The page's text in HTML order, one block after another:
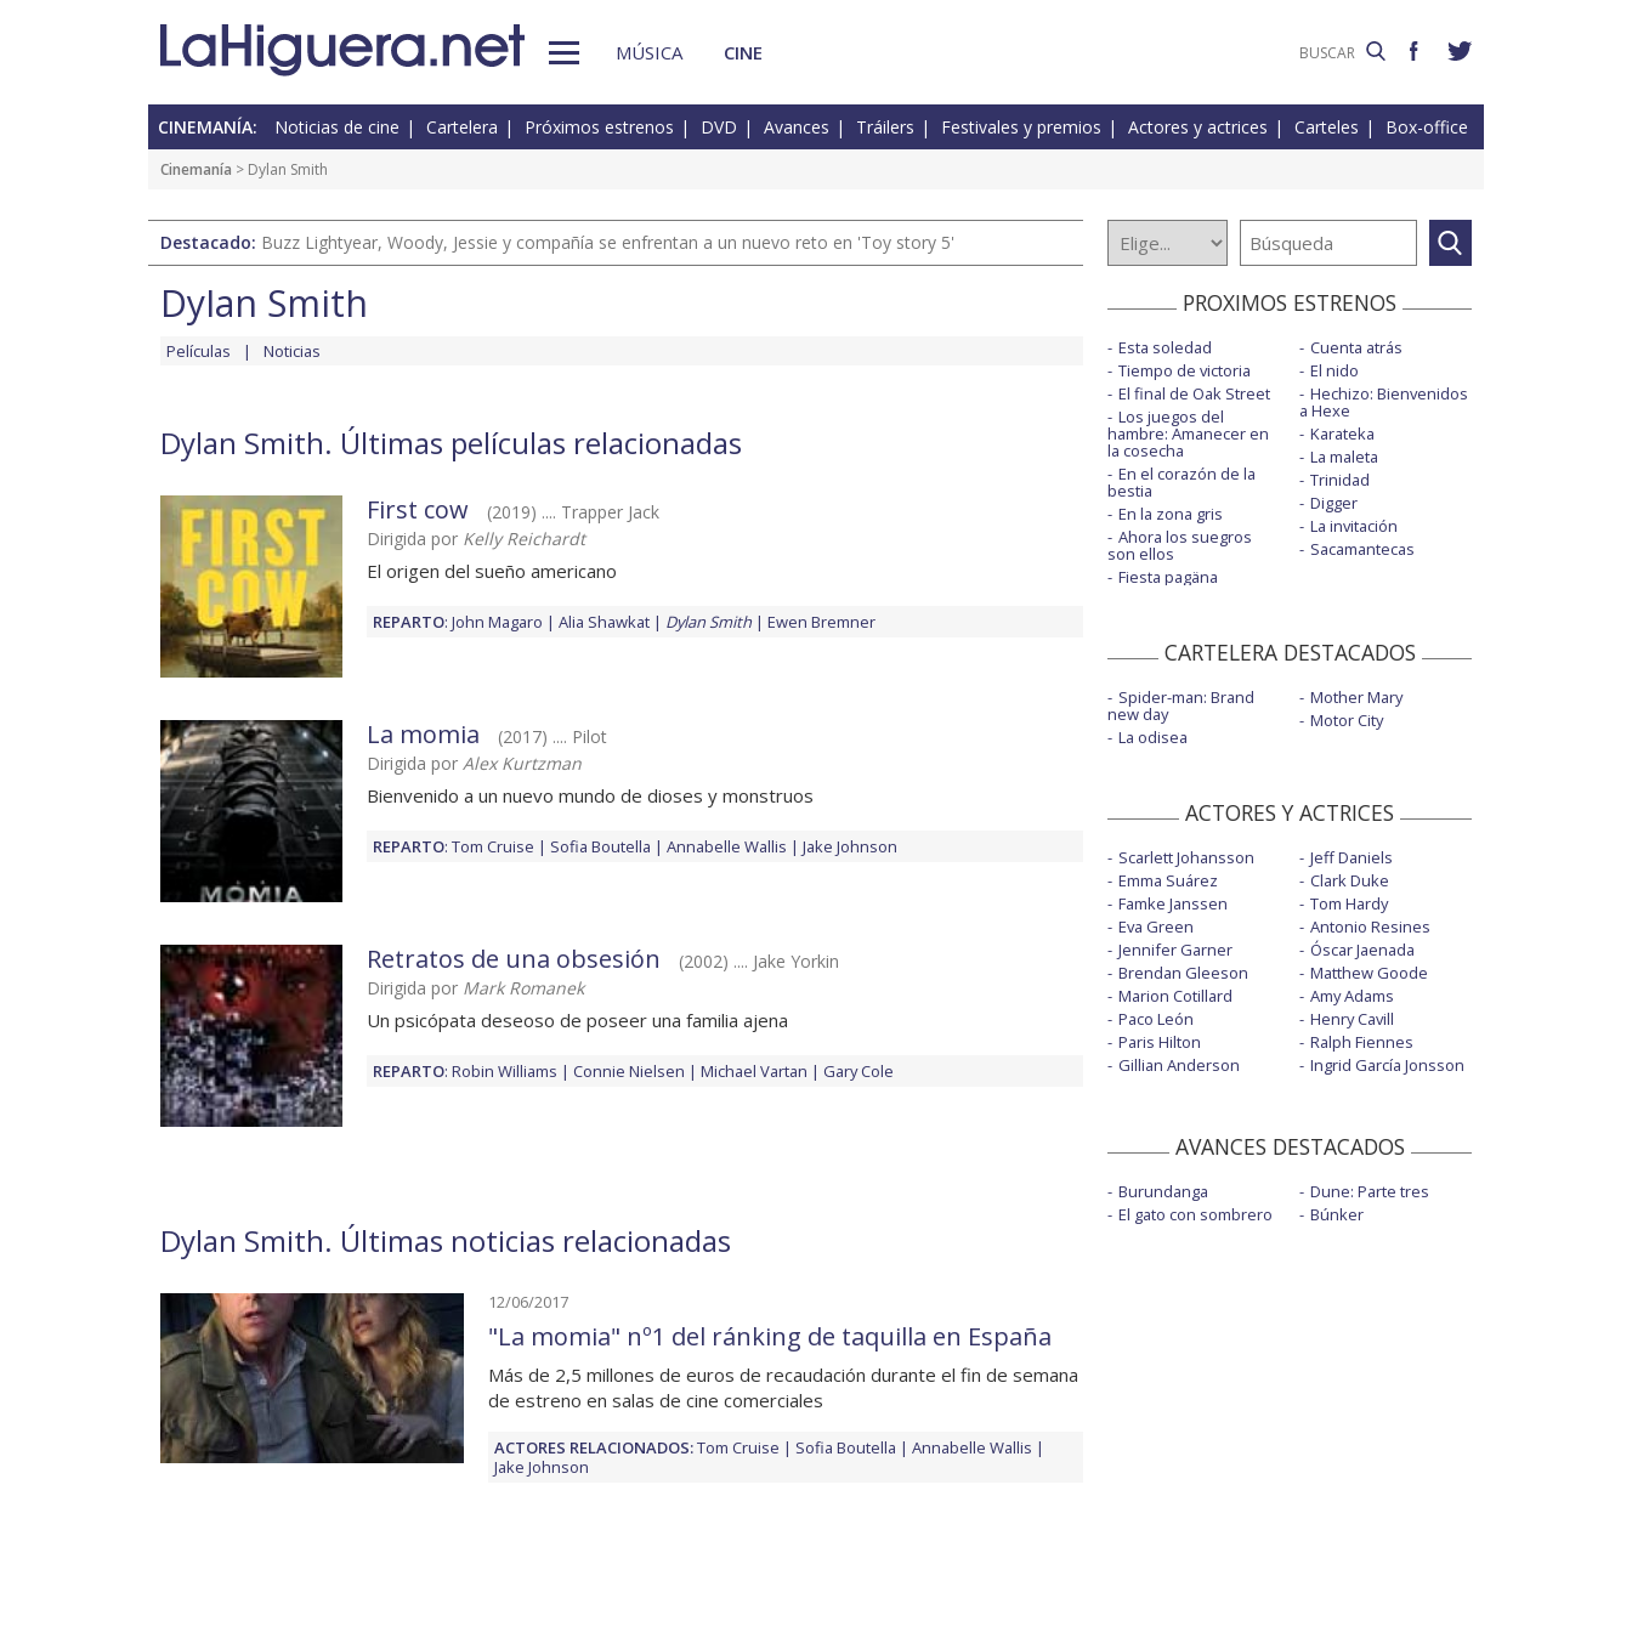
MÚSICA CINE
CINEMANÍA: Noticias de cine Cartelera Próximos estrenos DVD Avances Tráilers Festivales y premios Actores y actrices Carteles Box-office
Cinemanía > Dylan Smith
Destacado: Buzz Lightyear, Woody, Jessie y compañía se enfrentan a un nuevo reto en 'Toy story 5'
Dylan Smith
Películas Noticias
Dylan Smith. Últimas películas relacionadas
First cow
(2019) .... Trapper Jack
Dirigida por Kelly Reichardt
El origen del sueño americano
REPARTO: John Magaro Alia Shawkat Dylan Smith Ewen Bremner
La momia
(2017) .... Pilot
Dirigida por Alex Kurtzman
Bienvenido a un nuevo mundo de dioses y monstruos
REPARTO: Tom Cruise Sofia Boutella Annabelle Wallis Jake Johnson
Retratos de una obsesión
(2002) .... Jake Yorkin
Dirigida por Mark Romanek
Un psicópata deseoso de poseer una familia ajena
REPARTO: Robin Williams Connie Nielsen Michael Vartan Gary Cole
Dylan Smith. Últimas noticias relacionadas
12/06/2017
"La momia" nº1 del ránking de taquilla en España
Más de 2,5 millones de euros de recaudación durante el fin de semana
de estreno en salas de cine comerciales
ACTORES RELACIONADOS:Tom Cruise Sofia Boutella
Annabelle Wallis
Jake Johnson
PROXIMOS ESTRENOS
Esta soledad
Tiempo de victoria
El final de Oak Street
Los juegos del
hambre: Amanecer en
la cosecha
En el corazón de la
bestia
En la zona gris
Ahora los suegros
son ellos
Fiesta pagäna
Cuenta atrás
El nido
Hechizo: Bienvenidos
a Hexe
Karateka
La maleta
Trinidad
Digger
La invitación
Sacamantecas
CARTELERA DESTACADOS
Spider-man: Brand
new day
La odisea
Mother Mary
Motor City
ACTORES Y ACTRICES
Scarlett Johansson
Emma Suárez
Famke Janssen
Eva Green
Jennifer Garner
Brendan Gleeson
Marion Cotillard
Paco León
Paris Hilton
Gillian Anderson
Jeff Daniels
Clark Duke
Tom Hardy
Antonio Resines
Óscar Jaenada
Matthew Goode
Amy Adams
Henry Cavill
Ralph Fiennes
Ingrid García Jonsson
AVANCES DESTACADOS
Burundanga
El gato con sombrero
Dune: Parte tres
Búnker